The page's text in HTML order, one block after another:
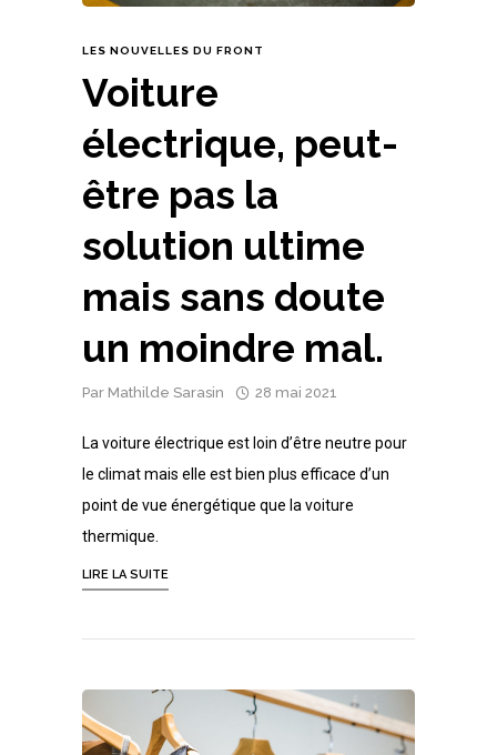
LES NOUVELLES DU FRONT
Voiture
électrique, peut-
être pas la
solution ultime
mais sans doute
un moindre mal.
Par Mathilde Sarasin 28 mai 2021
La voiture électrique est loin d’être neutre pour
le climat mais elle est bien plus efficace d’un
point de vue énergétique que la voiture
thermique.
LIRE LA SUITE